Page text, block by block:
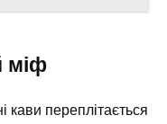
міф
кави переплітається